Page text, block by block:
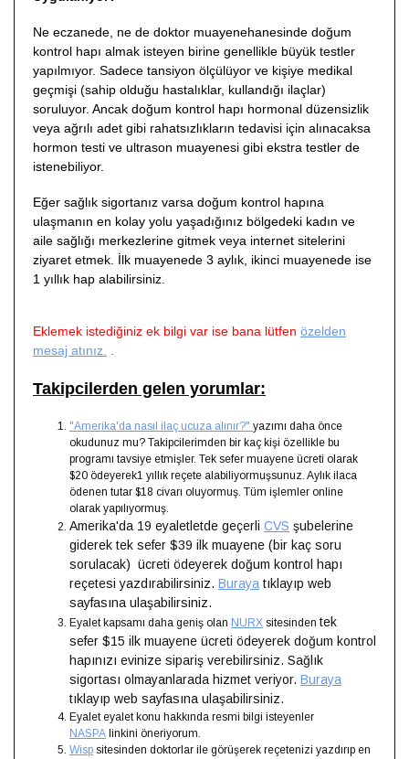
Ne eczanede, ne de doktor muayenehanesinde doğum
kontrol hapı almak isteyen birine genellikle büyük testler
yapılmıyor. Sadece tansiyon ölçülüyor ve kişiye medikal
geçmişi (sahip olduğu hastalıklar, kullandığı ilaçlar)
soruluyor. Ancak doğum kontrol hapı hormonal düzensizlik
veya ağrılı adet gibi rahatsızlıkların tedavisi için alınacaksa
hormon testi ve ultrason muayenesi gibi ekstra testler de
istenebiliyor.
Eğer sağlık sigortanız varsa doğum kontrol hapına
ulaşmanın en kolay yolu yaşadığınız bölgedeki kadın ve
aile sağlığı merkezlerine gitmek veya internet sitelerini
ziyaret etmek. İlk muayenede 3 aylık, ikinci muayenede ise
1 yıllık hap alabilirsiniz.
Eklemek istediğiniz ek bilgi var ise bana lütfen özelden
mesaj atınız.
Takipcilerden gelen yorumlar:
"Amerika'da nasıl ilaç ucuza alınır?" yazımı daha önce
okudunuz mu? Takipcilerimden bir kaç kişi özellikle bu
programı tavsiye etmişler. Tek sefer muayene ücreti olarak
$20 ödeyerek1 yıllık reçete alabiliyormuşsunuz. Aylık ilaca
ödenen tutar $18 civarı oluyormuş. Tüm işlemler online
olarak yapılıyormuş.
Amerika'da 19 eyaletletde geçerli CVS şubelerine
giderek tek sefer $39 ilk muayene (bir kaç soru
sorulacak) ücreti ödeyerek doğum kontrol hapı
reçetesi yazdırabilirsiniz. Buraya tıklayıp web
sayfasına ulaşabilirsiniz.
Eyalet kapsamı daha geniş olan NURX sitesinden tek
sefer $15 ilk muayene ücreti ödeyerek doğum kontrol
hapınızı evinize sipariş verebilirsiniz. Sağlık
sigortası olmayanlarada hizmet veriyor. Buraya
tıklayıp web sayfasına ulaşabilirsiniz.
Eyalet eyalet konu hakkında resmi bilgi isteyenler
NASPA linkini öneriyorum.
Wisp sitesinden doktorlar ile görüşerek reçetenizi yazdırıp en